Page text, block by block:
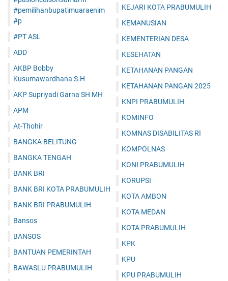
#pemilihanbupatimuaraenim
#p
#PT ASL
ADD
AKBP Bobby
Kusumawardhana S.H
AKP Supriyadi Garna SH MH
APM
At-Thohir
BANGKA BELITUNG
BANGKA TENGAH
BANK BRI
BANK BRI KOTA PRABUMULIH
BANK BRI PRABUMULIH
Bansos
BANSOS
BANTUAN PEMERINTAH
BAWASLU PRABUMULIH
KEJARI KOTA PRABUMULIH
KEMANUSIAN
KEMENTERIAN DESA
KESEHATAN
KETAHANAN PANGAN
KETAHANAN PANGAN 2025
KNPI PRABUMULIH
KOMINFO
KOMNAS DISABILITAS RI
KOMPOLNAS
KONI PRABUMULIH
KORUPSI
KOTA AMBON
KOTA MEDAN
KOTA PRABUMULIH
KPK
KPU
KPU PRABUMULIH